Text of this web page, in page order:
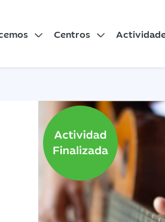
Centros